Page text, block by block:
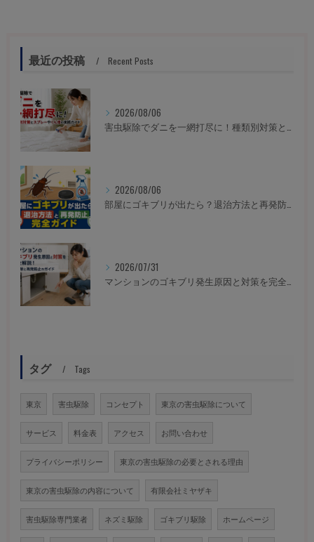
最近の投稿 Recent Posts
2026/08/06
害虫駆除でダニを一網打尽に！種類別対策とスプレーやくん煙の実践ガイド
2026/08/06
部屋にゴキブリが出たら？退治方法と再発防止完全ガイド
2026/07/31
マンションのゴキブリ発生原因と対策を完全解説！即駆除と再発防止のガイド
タグ Tags
東京 害虫駆除 コンセプト 東京の害虫駆除について
サービス 料金表 アクセス お問い合わせ
プライバシーポリシー 東京の害虫駆除の必要とされる理由
東京の害虫駆除の内容について 有限会社ミヤザキ
害虫駆除専門業者 ネズミ駆除 ゴキブリ駆除 ホームページ